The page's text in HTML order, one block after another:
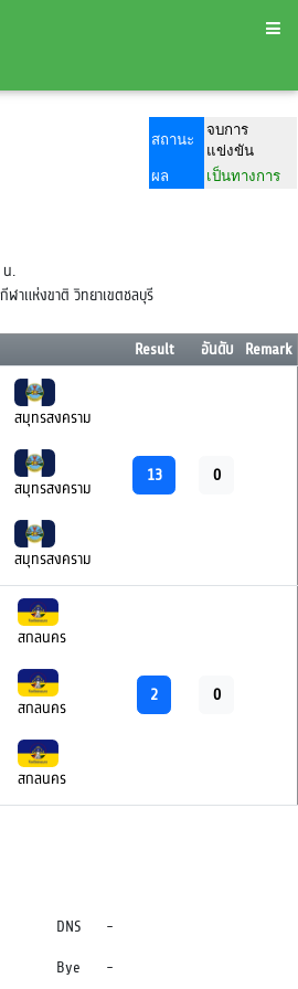
สถานะ
จบการ
แข่งขัน
ผล
เป็นทางการ
น.
ฬาแห่งขาติ วิทยาเขตชลบุรี
Result อันดับ Remark
สมุทรสงคราม
สมุทรสงคราม
สมุทรสงคราม
13 0
สกลนคร
สกลนคร
สกลนคร
2 0
DNS
-
Bye
-